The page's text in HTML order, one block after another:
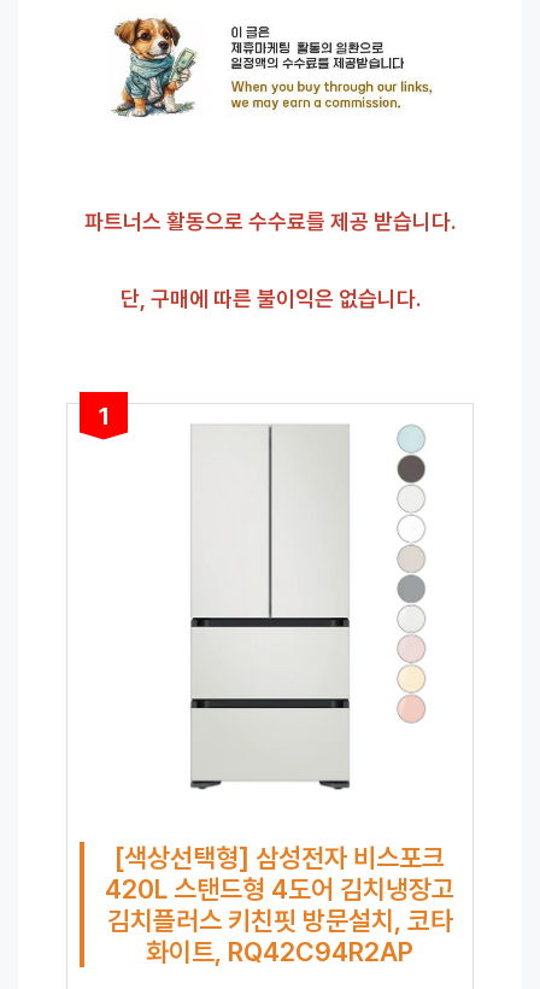
파트너스 활동으로 수수료를 제공 받습니다.
단, 구매에 따른 불이익은 없습니다.
1
[색상선택형] 삼성전자 비스포크
420L 스탠드형 4도어 김치냉장고
김치플러스 키친핏 방문설치, 코타
화이트, RQ42C94R2AP